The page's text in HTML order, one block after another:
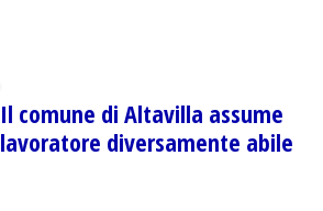
Il comune di Altavilla assume
lavoratore diversamente abile